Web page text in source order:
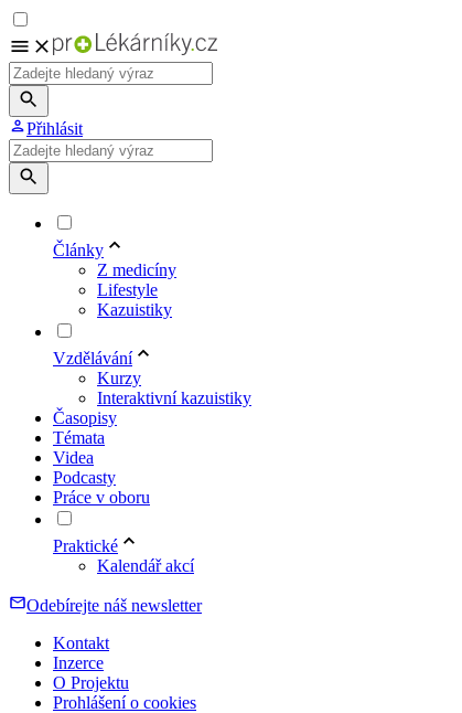
Přihlásit
Články
Z medicíny
Lifestyle
Kazuistiky
Vzdělávání
Kurzy
Interaktivní kazuistiky
Časopisy
Témata
Videa
Podcasty
Práce v oboru
Praktické
Kalendář akcí
Odebírejte náš newsletter
Kontakt
Inzerce
O Projektu
Prohlášení o cookies